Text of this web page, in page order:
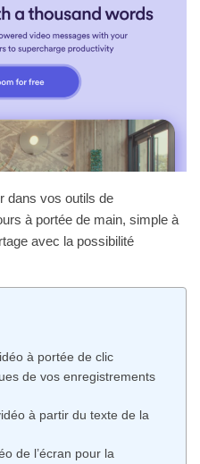
dans vos outils de
à portée de main, simple à
avec la possibilité
à portée de clic
de vos enregistrements
à partir du texte de la
de l’écran pour la